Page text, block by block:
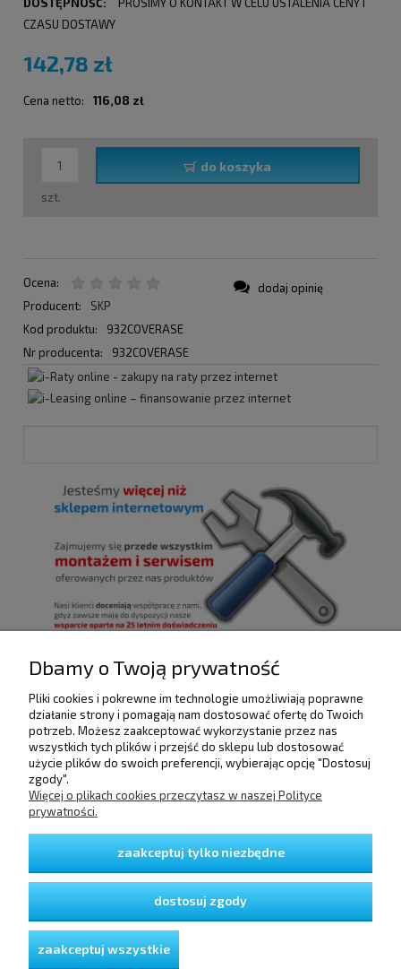
CZASU DOSTAWY
142,78 zł
Cena netto: 116,08 zł
szt.
do koszyka
Ocena:
Producent:
SKP
Kod produktu:
932COVERASE
Nr producenta:
932COVERASE
dodaj opinię
POMOC
DOSTAWA I PŁATNOŚCI
GWARANCJA I ZWROTY
O FIRMIE
Dbamy o Twoją prywatność
Pliki cookies i pokrewne im technologie umożliwiają poprawne
działanie strony i pomagają nam dostosować ofertę do Twoich
potrzeb. Możesz zaakceptować wykorzystanie przez nas
wszystkich tych plików i przejść do sklepu lub dostosować
użycie plików do swoich preferencji, wybierając opcję "Dostosuj
zgody".
Więcej o plikach cookies przeczytasz w naszej Polityce
prywatności.
zaakceptuj tylko niezbędne
dostosuj zgody
zaakceptuj wszystkie